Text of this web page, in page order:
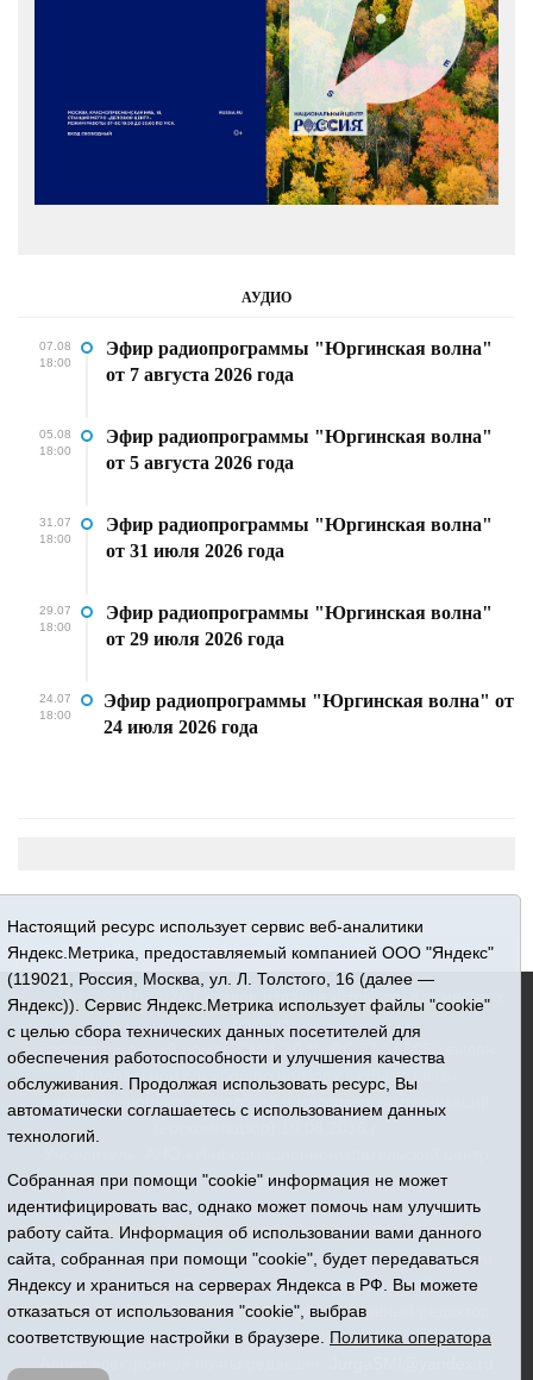
АУДИО
07.08
18:00
Эфир радиопрограммы "Юргинская волна"
от 7 августа 2026 года
05.08
18:00
Эфир радиопрограммы "Юргинская волна"
от 5 августа 2026 года
31.07
18:00
Эфир радиопрограммы "Юргинская волна"
от 31 июля 2026 года
29.07
18:00
Эфир радиопрограммы "Юргинская волна"
от 29 июля 2026 года
24.07
18:00
Эфир радиопрограммы "Юргинская волна" от
24 июля 2026 года
16+ © 2015-2026 Сетевое издание «Новости Юргинского
Регистрационный номер СМИ ЭЛ № ФС 77 - 66052 выдан
Федеральной службой по надзору в сфере связи,
«Призыв»
Все права защищены © При использовании материалов
ссылка обязательна
Адрес редакции: 627250, Тюменская область, Юргинский
район, с. Юргинское, ул. Центральная, 49
Телефон: 8(34543)2-46-89. Директор - главный редактор
Галина Васильевна Ниязова
Настоящий ресурс использует сервис веб-аналитики
Яндекс.Метрика, предоставляемый компанией ООО "Яндекс"
(119021, Россия, Москва, ул. Л. Толстого, 16 (далее —
Яндекс)). Сервис Яндекс.Метрика использует файлы "cookie"
с целью сбора технических данных посетителей для
обеспечения работоспособности и улучшения качества
обслуживания. Продолжая использовать ресурс, Вы
автоматически соглашаетесь с использованием данных
технологий.
Собранная при помощи "cookie" информация не может
идентифицировать вас, однако может помочь нам улучшить
работу сайта. Информация об использовании вами данного
сайта, собранная при помощи "cookie", будет передаваться
Яндексу и храниться на серверах Яндекса в РФ. Вы можете
отказаться от использования "cookie", выбрав
соответствующие настройки в браузере. Политика оператора